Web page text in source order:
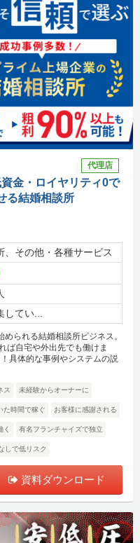
代理店
金・ロイヤリティ0で
る結婚相談所
、その他・各種サービス
てい...
られる結婚相談所ビジネス。
ば自宅や外出先でも働けま
具体的な事例やシステムの説
ス 未経験からオーナーに
た時間で稼ぐ お客様に感謝される
く 有名フランチャイズで独立
しで低リスク
資料ダウンロード